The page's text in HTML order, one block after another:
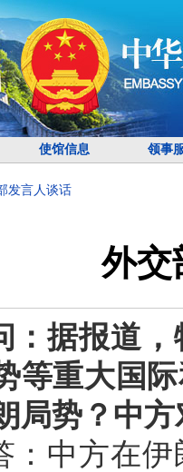
使馆信息 领事
发言人谈话
外交
：据报道
等重大国
局势？中
：中方在